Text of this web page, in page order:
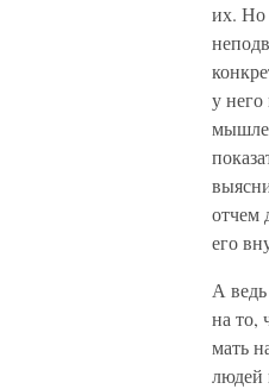
их. Но
у
отчем
его
А
на то,
мать
людей